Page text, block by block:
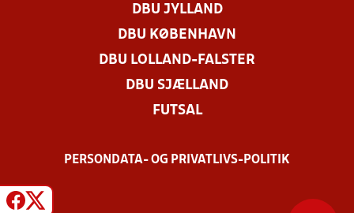
DBU JYLLAND
DBU KØBENHAVN
DBU LOLLAND-FALSTER
DBU SJÆLLAND
FUTSAL
PERSONDATA- OG PRIVATLIVS-POLITIK